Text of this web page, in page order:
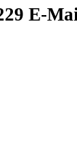
E-